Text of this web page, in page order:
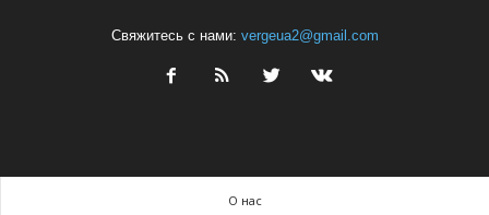
Свяжитесь с нами: vergeua2@gmail.com
О нас